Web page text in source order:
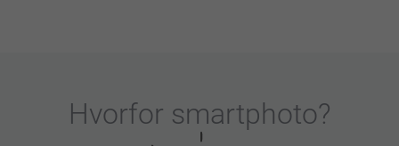
Hvorfor smartphoto?